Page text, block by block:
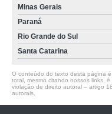
Minas Gerais
Paraná
Rio Grande do Sul
Santa Catarina
O conteúdo do texto desta página
total, mesmo citando nossos links,
violação de direito autoral – artigo
autorais